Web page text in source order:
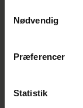
tilbage eller
Vi ønsker dit
Nødvendig
Præferencer
Statistik
afslører: